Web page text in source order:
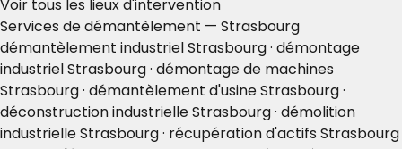
Voir tous les lieux d'intervention
Services de démantèlement — Strasbourg
démantèlement industriel Strasbourg · démontage
industriel Strasbourg · démontage de machines
Strasbourg · démantèlement d'usine Strasbourg ·
déconstruction industrielle Strasbourg · démolition
industrielle Strasbourg · récupération d'actifs Strasbourg